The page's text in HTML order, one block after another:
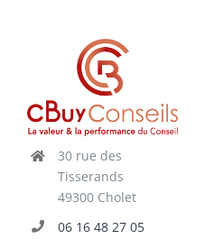
30 rue des
Tisserands
49300 Cholet
06 16 48 27 05